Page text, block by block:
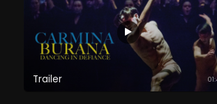
Trailer